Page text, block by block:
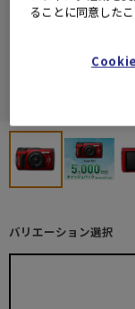
バリエーション選択
ることに同意したこ